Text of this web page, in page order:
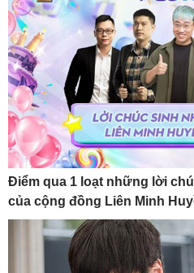
Điểm qua 1 loạt những lời
của cộng đồng Liên Minh